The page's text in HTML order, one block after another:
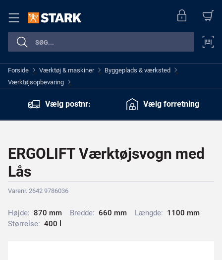
Forside > Værktøj & maskiner > Byggeplads & værksted >
Værktøjsopbevaring >
Vælg postnr:
Vælg forretning
ERGOLIFT Værktøjsvogn med
Lås
Varenr. 2642 9786036
Højde: 870 mm Bredde: 660 mm Længde: 1 100 mm
Størrelse: 400